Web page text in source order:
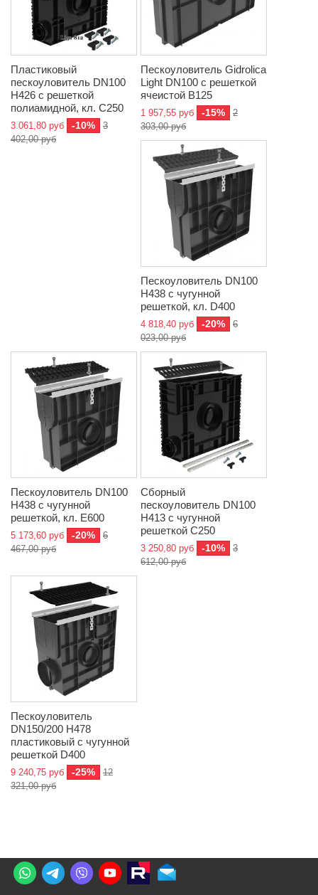
Пластиковый
пескоуловитель DN100
H426 с решеткой
полиамидной, кл. C250
3 061,80 руб -10%
3
402,00 руб
Пескоуловитель Gidrolica
Light DN100 с решеткой
ячеистой B125
1 957,55 руб -15%
2
303,00 руб
Пескоуловитель DN100
H438 с чугунной
решеткой, кл. D400
4 818,40 руб -20%
6
023,00 руб
Пескоуловитель DN100
H438 с чугунной
решеткой, кл. E600
5 173,60 руб -20%
6
467,00 руб
Сборный
пескоуловитель DN100
H413 с чугунной
решеткой C250
3 250,80 руб -10%
3
612,00 руб
Пескоуловитель
DN150/200 H478
пластиковый с чугунной
решеткой D400
9 240,75 руб -25%
12
321,00 руб